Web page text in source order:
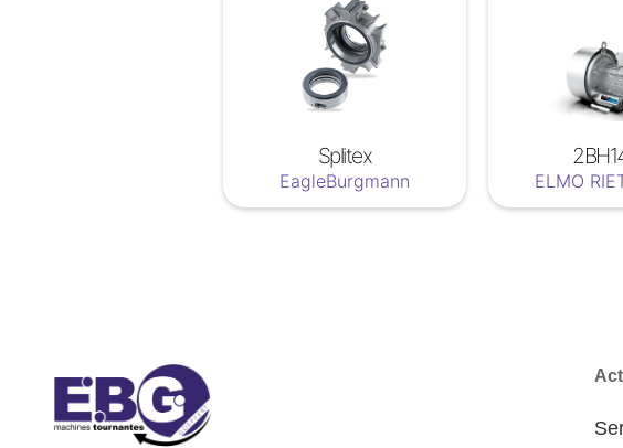
Splitex
EagleBurgmann ELMO